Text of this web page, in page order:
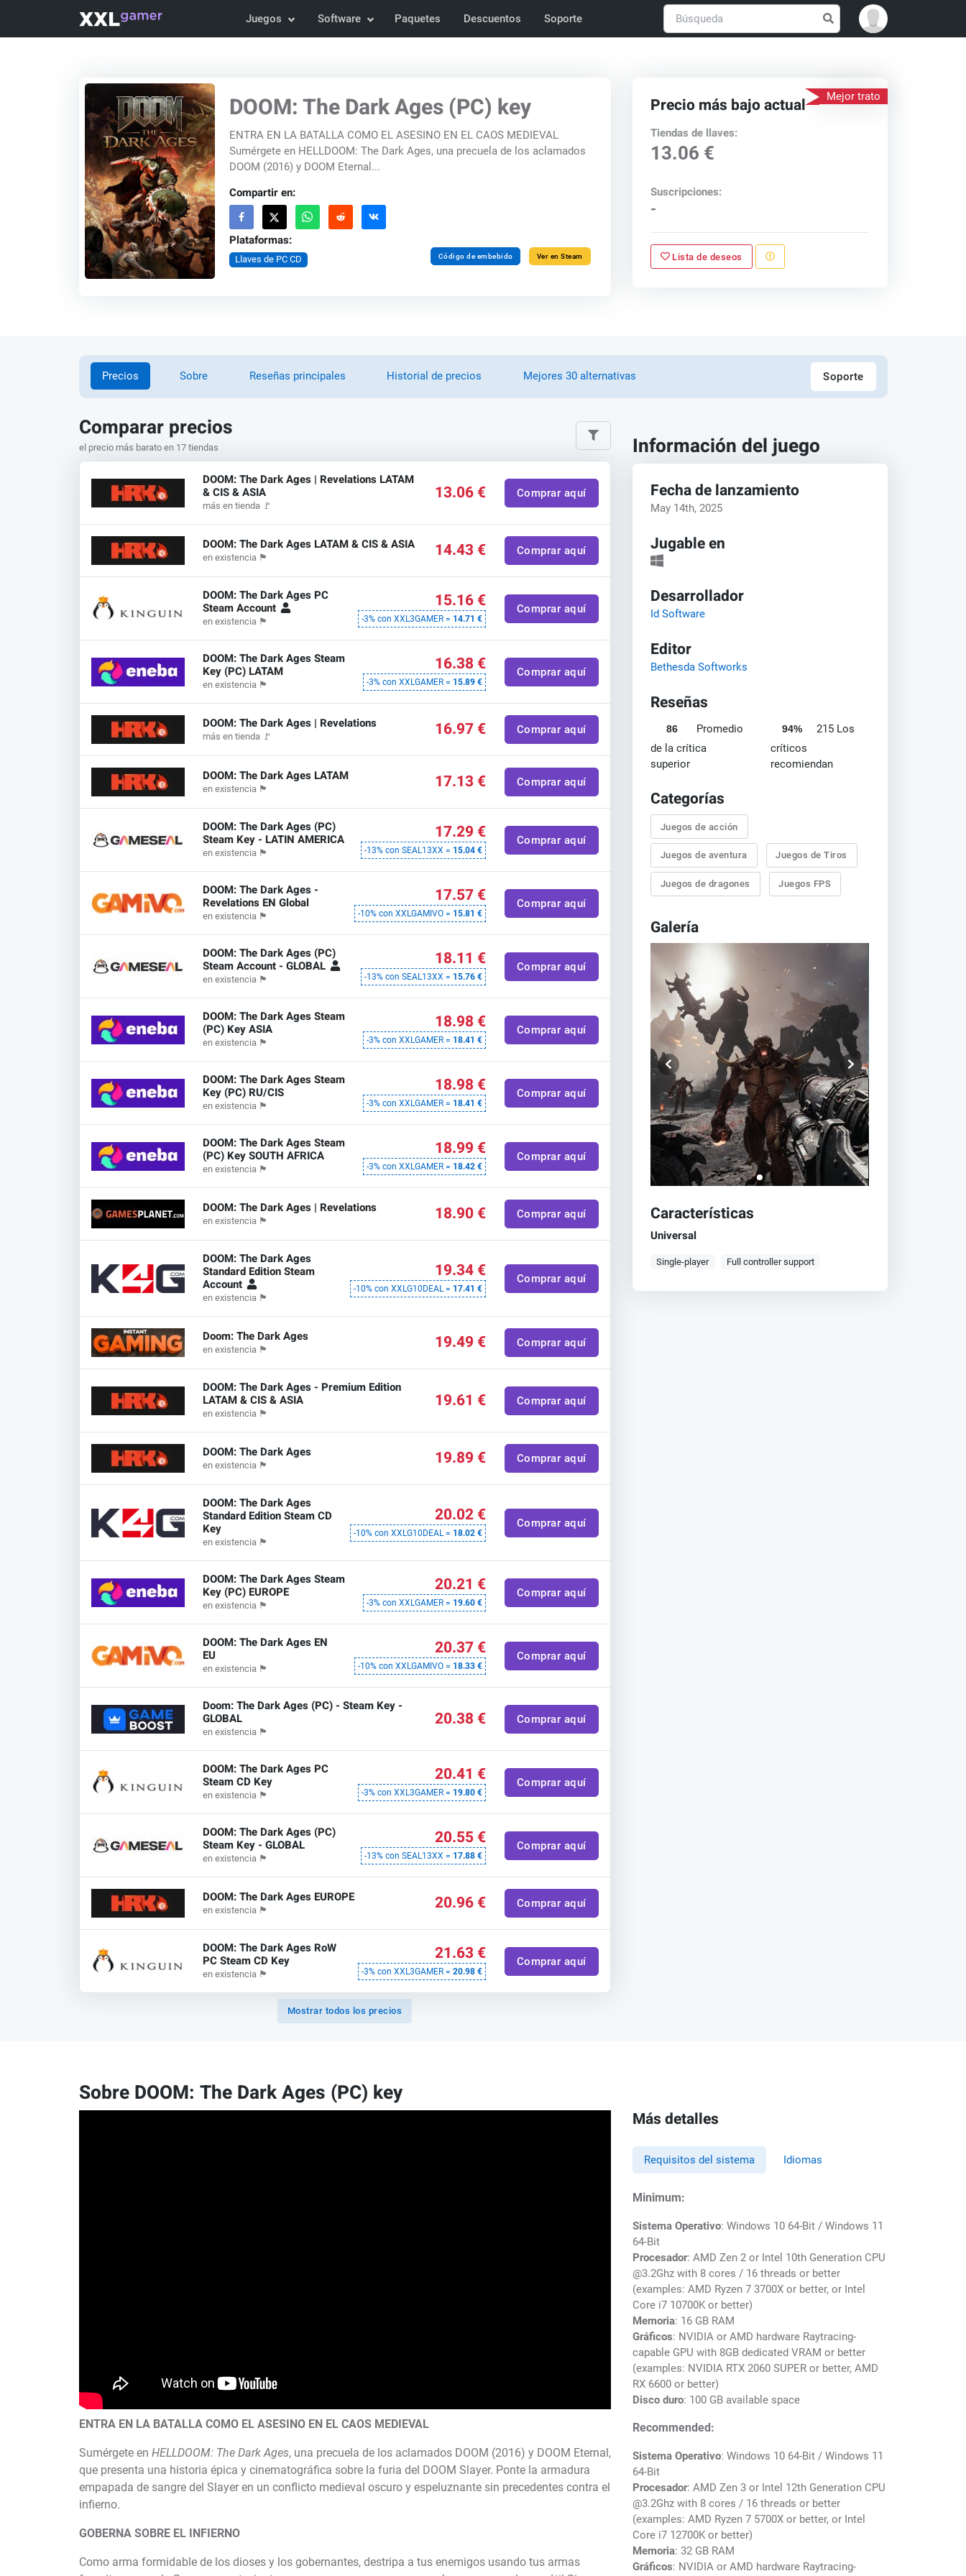
Juegos Software Paquetes Descuentos Soporte
DOOM: The Dark Ages (PC) key
ENTRA EN LA BATALLA COMO EL ASESINO EN EL CAOS MEDIEVAL
Sumérgete en HELLDOOM: The Dark Ages, una precuela de los aclamados
DOOM (2016) y DOOM Eternal...
Compartir en:
Plataformas:
Llaves de PC CD Código de embebido Ver en Steam
Mejor trato
Precio más bajo actual
Tiendas de llaves:
13.06 €
Suscripciones:
-
Lista de deseos
Precios Sobre Reseñas principales Historial de precios Mejores 30 alternativas Soporte
Comparar precios
el precio más barato en 17 tiendas
DOOM: The Dark Ages | Revelations LATAM
& CIS & ASIA
más en tienda 🚩
13.06 € Comprar aquí
DOOM: The Dark Ages LATAM & CIS & ASIA
en existencia 🏴 14.43 € Comprar aquí
DOOM: The Dark Ages PC
Steam Account
en existencia 🏴
15.16 €
-3% con XXL3GAMER = 14.71 €
Comprar aquí
DOOM: The Dark Ages Steam
Key (PC) LATAM
en existencia 🏴
16.38 €
-3% con XXLGAMER = 15.89 €
Comprar aquí
DOOM: The Dark Ages | Revelations
más en tienda 🚩 16.97 € Comprar aquí
DOOM: The Dark Ages LATAM
en existencia 🏴 17.13 € Comprar aquí
DOOM: The Dark Ages (PC)
Steam Key - LATIN AMERICA
en existencia 🏴
17.29 €
-13% con SEAL13XX = 15.04 €
Comprar aquí
DOOM: The Dark Ages -
Revelations EN Global
en existencia 🏴
17.57 €
-10% con XXLGAMIVO = 15.81 €
Comprar aquí
DOOM: The Dark Ages (PC)
Steam Account - GLOBAL
en existencia 🏴
18.11 €
-13% con SEAL13XX = 15.76 €
Comprar aquí
DOOM: The Dark Ages Steam
(PC) Key ASIA
en existencia 🏴
18.98 €
-3% con XXLGAMER = 18.41 €
Comprar aquí
DOOM: The Dark Ages Steam
Key (PC) RU/CIS
en existencia 🏴
18.98 €
-3% con XXLGAMER = 18.41 €
Comprar aquí
DOOM: The Dark Ages Steam
(PC) Key SOUTH AFRICA
en existencia 🏴
18.99 €
-3% con XXLGAMER = 18.42 €
Comprar aquí
DOOM: The Dark Ages | Revelations
en existencia 🏴 18.90 € Comprar aquí
DOOM: The Dark Ages
Standard Edition Steam
Account
en existencia 🏴
19.34 €
-10% con XXLG10DEAL = 17.41 €
Comprar aquí
Doom: The Dark Ages
en existencia 🏴 19.49 € Comprar aquí
DOOM: The Dark Ages - Premium Edition
LATAM & CIS & ASIA
en existencia 🏴
19.61 € Comprar aquí
DOOM: The Dark Ages
en existencia 🏴 19.89 € Comprar aquí
DOOM: The Dark Ages
Standard Edition Steam CD
Key
en existencia 🏴
20.02 €
-10% con XXLG10DEAL = 18.02 €
Comprar aquí
DOOM: The Dark Ages Steam
Key (PC) EUROPE
en existencia 🏴
20.21 €
-3% con XXLGAMER = 19.60 €
Comprar aquí
DOOM: The Dark Ages EN
EU
en existencia 🏴
20.37 €
-10% con XXLGAMIVO = 18.33 €
Comprar aquí
Doom: The Dark Ages (PC) - Steam Key -
GLOBAL
en existencia 🏴
20.38 € Comprar aquí
DOOM: The Dark Ages PC
Steam CD Key
en existencia 🏴
20.41 €
-3% con XXL3GAMER = 19.80 €
Comprar aquí
DOOM: The Dark Ages (PC)
Steam Key - GLOBAL
en existencia 🏴
20.55 €
-13% con SEAL13XX = 17.88 €
Comprar aquí
DOOM: The Dark Ages EUROPE
en existencia 🏴 20.96 € Comprar aquí
DOOM: The Dark Ages RoW
PC Steam CD Key
en existencia 🏴
21.63 €
-3% con XXL3GAMER = 20.98 €
Comprar aquí
Mostrar todos los precios
Información del juego
Fecha de lanzamiento
May 14th, 2025
Jugable en
Desarrollador
Id Software
Editor
Bethesda Softworks
Reseñas
86
Promedio
de la crítica
superior
94%
215 Los
críticos
recomiendan
Categorías
Juegos de acción
Juegos de aventura Juegos de Tiros
Juegos de dragones Juegos FPS
Galería
Características
Universal
Single-player Full controller support
Sobre DOOM: The Dark Ages (PC) key
ENTRA EN LA BATALLA COMO EL ASESINO EN EL CAOS MEDIEVAL
Sumérgete en HELLDOOM: The Dark Ages, una precuela de los aclamados DOOM (2016) y DOOM Eternal,
que presenta una historia épica y cinematográfica sobre la furia del DOOM Slayer. Ponte la armadura
empapada de sangre del Slayer en un conflicto medieval oscuro y espeluznante sin precedentes contra el
infierno.
GOBERNA SOBRE EL INFIERNO
Como arma formidable de los dioses y los gobernantes, destripa a tus enemigos usando tus armas
Más detalles
Requisitos del sistema Idiomas
Minimum:
Sistema Operativo: Windows 10 64-Bit / Windows 11
64-Bit
Procesador: AMD Zen 2 or Intel 10th Generation CPU
@3.2Ghz with 8 cores / 16 threads or better
(examples: AMD Ryzen 7 3700X or better, or Intel
Core i7 10700K or better)
Memoria: 16 GB RAM
Gráficos: NVIDIA or AMD hardware Raytracing-
capable GPU with 8GB dedicated VRAM or better
(examples: NVIDIA RTX 2060 SUPER or better, AMD
RX 6600 or better)
Disco duro: 100 GB available space
Recommended:
Sistema Operativo: Windows 10 64-Bit / Windows 11
64-Bit
Procesador: AMD Zen 3 or Intel 12th Generation CPU
@3.2Ghz with 8 cores / 16 threads or better
(examples: AMD Ryzen 7 5700X or better, or Intel
Core i7 12700K or better)
Memoria: 32 GB RAM
Gráficos: NVIDIA or AMD hardware Raytracing-